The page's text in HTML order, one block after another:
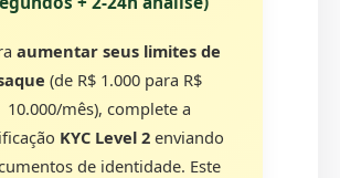
aumentar seus limites de
(de R$ 1.000 para R$
10.000/mês), complete a
KYC Level 2 enviando
de identidade. Este